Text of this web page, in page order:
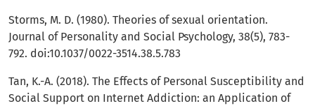
Storms, M. D. (1980). Theories of sexual orientation.
Journal of Personality and Social Psychology, 38(5), 783-
792. doi:10.1037/0022-3514.38.5.783
Tan, K.-A. (2018). The Effects of Personal Susceptibility and
Social Support on Internet Addiction: an Application of